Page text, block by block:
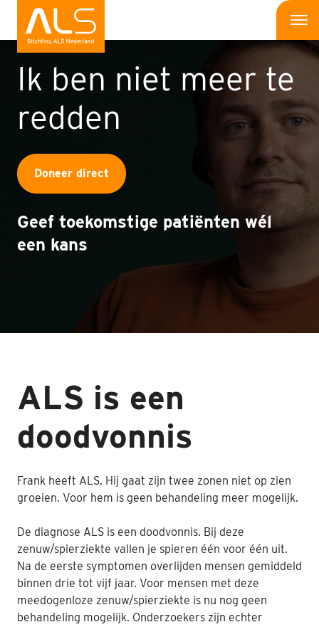
Wat is ALS
Wat kun jij doen
Onderzoek
Wat doen wij
Patiënten
Contact
Ik ben niet meer te
redden
Doneer direct
Geef toekomstige patiënten wél
een kans
ALS is een
doodvonnis
Frank heeft ALS. Hij gaat zijn twee zonen niet op zien
groeien. Voor hem is geen behandeling meer mogelijk.
De diagnose ALS is een doodvonnis. Bij deze
zenuw/spierziekte vallen je spieren één voor één uit.
Na de eerste symptomen overlijden mensen gemiddeld
binnen drie tot vijf jaar. Voor mensen met deze
meedogenloze zenuw/spierziekte is nu nog geen
behandeling mogelijk. Onderzoekers zijn echter